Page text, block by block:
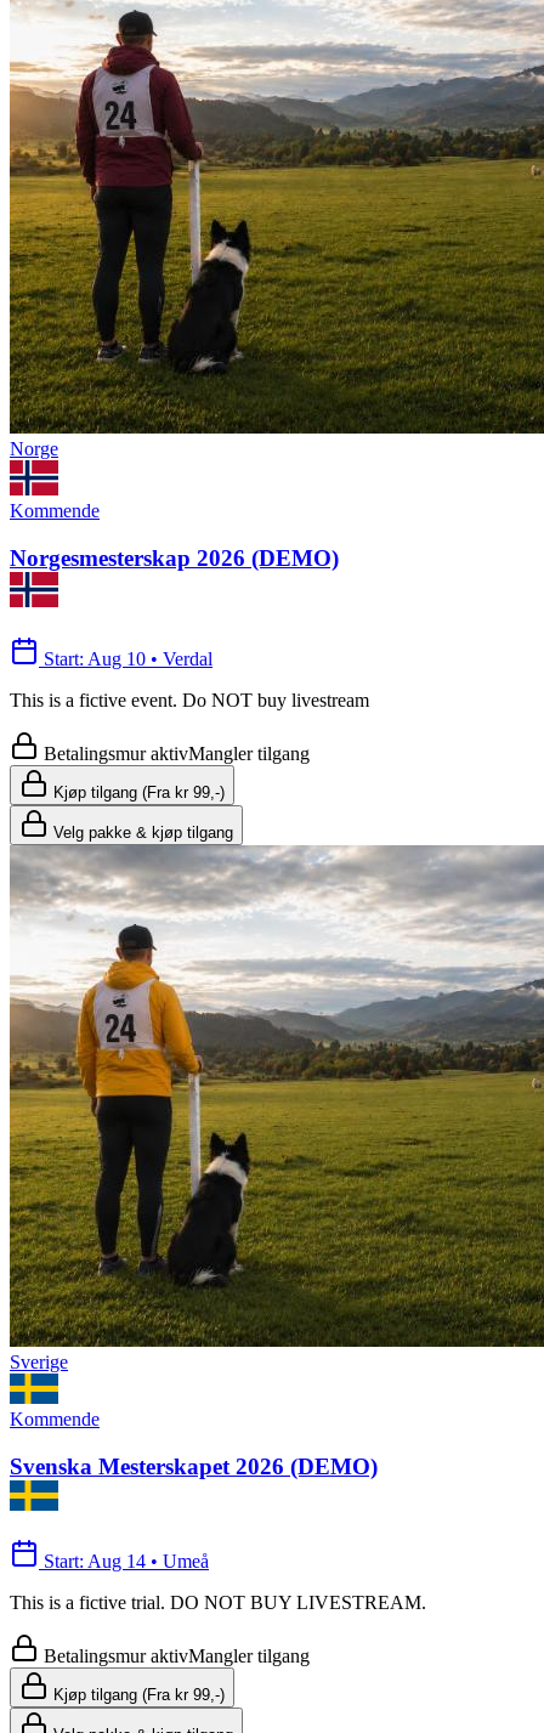
Norge
Kommende
Norgesmesterskap 2026 (DEMO)
Start: Aug 10 • Verdal
This is a fictive event. Do NOT buy livestream
Betalingsmur aktivMangler tilgang
Kjøp tilgang (Fra kr 99,-)
Velg pakke & kjøp tilgang
Sverige
Kommende
Svenska Mesterskapet 2026 (DEMO)
Start: Aug 14 • Umeå
This is a fictive trial. DO NOT BUY LIVESTREAM.
Betalingsmur aktivMangler tilgang
Kjøp tilgang (Fra kr 99,-)